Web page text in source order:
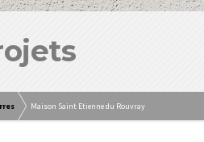
Maison Saint Etienne du Rouvray